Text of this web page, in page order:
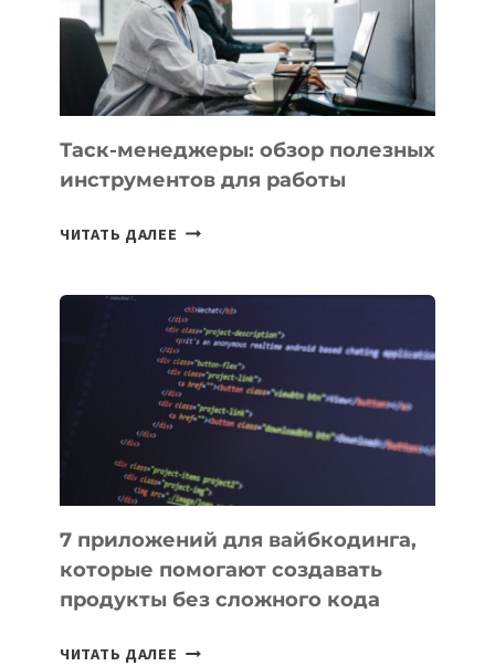
ОБРАЗОВАНИЕ
ТАДЖИКИСТАНА
Таск-менеджеры: обзор полезных
инструментов для работы
ЧИТАТЬ ДАЛЕЕ ТАСК-
ПОЛЕЗНЫХ
ИНСТРУМЕНТОВ
ДЛЯ
РАБОТЫ
7 приложений для вайбкодинга,
которые помогают создавать
продукты без сложного кода
ЧИТАТЬ ДАЛЕЕ